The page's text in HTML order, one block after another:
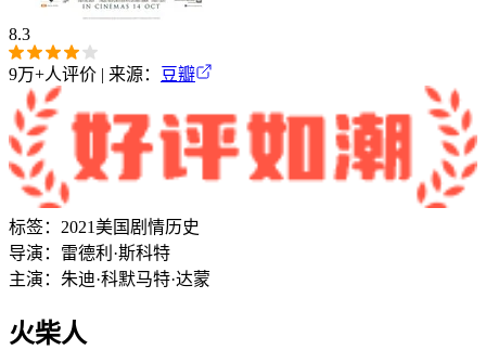
8.3
9万+人评价 | 来源： 豆瓣
标签： 2021美国 剧情历史
导演： 雷德利·斯科特
主演： 朱迪·科默马特·达蒙
火柴人